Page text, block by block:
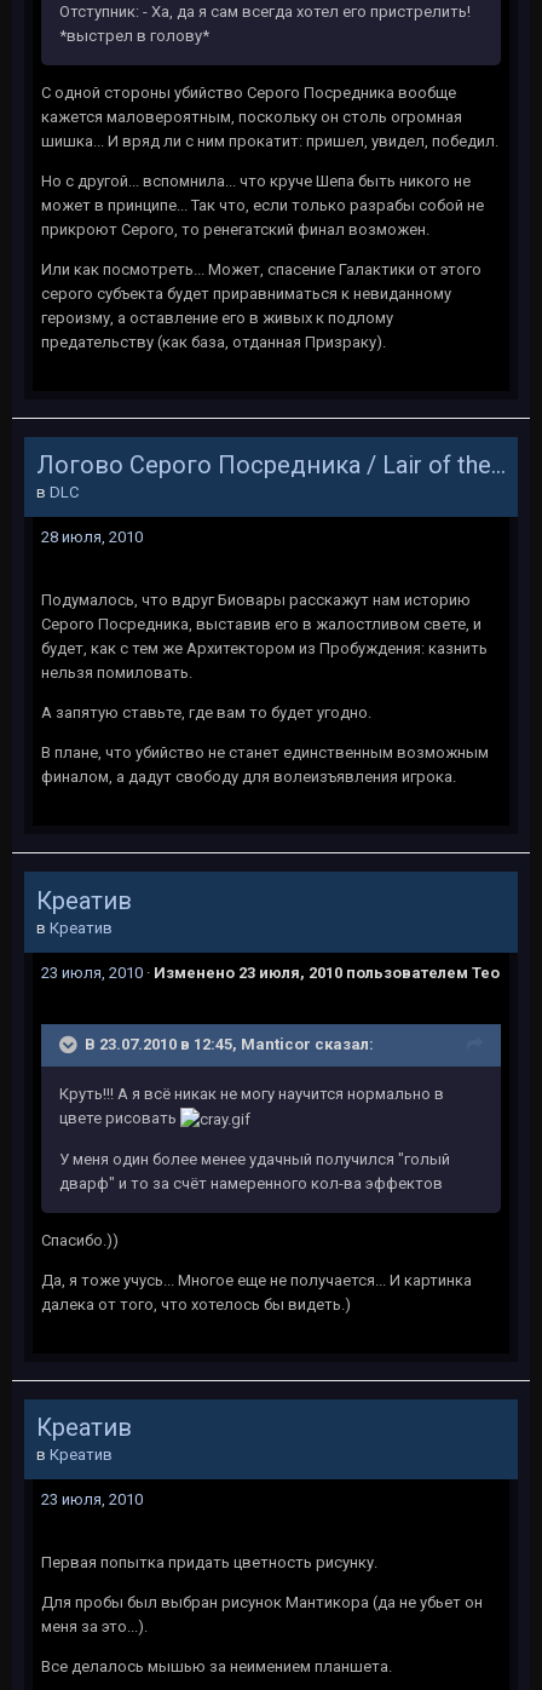
Отступник: - Ха, да я сам всегда хотел его пристрелить!
*выстрел в голову*
С одной стороны убийство Серого Посредника вообще
кажется маловероятным, поскольку он столь огромная
шишка... И вряд ли с ним прокатит: пришел, увидел, победил.
Но с другой... вспомнила... что круче Шепа быть никого не
может в принципе... Так что, если только разрабы собой не
прикроют Серого, то ренегатский финал возможен.
Или как посмотреть... Может, спасение Галактики от этого
серого субъекта будет приравниматься к невиданному
героизму, а оставление его в живых к подлому
предательству (как база, отданная Призраку).
Логово Серого Посредника / Lair of the Shadow Broker
в DLC
28 июля, 2010
Подумалось, что вдруг Биовары расскажут нам историю
Серого Посредника, выставив его в жалостливом свете, и
будет, как с тем же Архитектором из Пробуждения: казнить
нельзя помиловать.
А запятую ставьте, где вам то будет угодно.
В плане, что убийство не станет единственным возможным
финалом, а дадут свободу для волеизъявления игрока.
Креатив
в Креатив
23 июля, 2010 · Изменено 23 июля, 2010 пользователем Тео
В 23.07.2010 в 12:45, Manticor сказал:
Круть!!! А я всё никак не могу научится нормально в
цвете рисовать
У меня один более менее удачный получился "голый
дварф" и то за счёт намеренного кол-ва эффектов
Спасибо.))
Да, я тоже учусь... Многое еще не получается... И картинка
далека от того, что хотелось бы видеть.)
Креатив
в Креатив
23 июля, 2010
Первая попытка придать цветность рисунку.
Для пробы был выбран рисунок Мантикора (да не убьет он
меня за это...).
Все делалось мышью за неимением планшета.